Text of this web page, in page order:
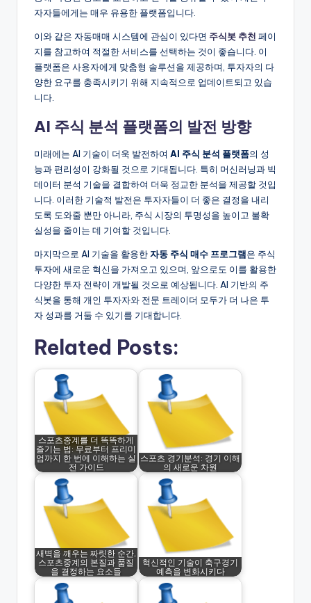
자자들에게는 매우 유용한 플랫폼입니다.
이와 같은 자동매매 시스템에 관심이 있다면 주식봇 추천 페이
지를 참고하여 적절한 서비스를 선택하는 것이 좋습니다. 이
플랫폼은 사용자에게 맞춤형 솔루션을 제공하며, 투자자의 다
양한 요구를 충족시키기 위해 지속적으로 업데이트되고 있습
니다.
AI 주식 분석 플랫폼의 발전 방향
미래에는 AI 기술이 더욱 발전하여 AI 주식 분석 플랫폼의 성
능과 편리성이 강화될 것으로 기대됩니다. 특히 머신러닝과 빅
데이터 분석 기술을 결합하여 더욱 정교한 분석을 제공할 것입
니다. 이러한 기술적 발전은 투자자들이 더 좋은 결정을 내리
도록 도와줄 뿐만 아니라, 주식 시장의 투명성을 높이고 불확
실성을 줄이는 데 기여할 것입니다.
마지막으로 AI 기술을 활용한자동 주식 매수 프로그램은 주식
투자에 새로운 혁신을 가져오고 있으며, 앞으로도 이를 활용한
다양한 투자 전략이 개발될 것으로 예상됩니다. AI 기반의 주
식봇을 통해 개인 투자자와 전문 트레이더 모두가 더 나은 투
자 성과를 거둘 수 있기를 기대합니다.
Related Posts:
스포츠중계를 더 똑똑하게
즐기는 법: 무료부터 프리미
엄까지 한 번에 이해하는 실
전 가이드
스포츠 경기분석: 경기 이해
의 새로운 차원
새벽을 깨우는 짜릿한 순간,
스포츠중계의 본질과 품질
을 결정하는 요소들
혁신적인 기술이 축구경기
예측을 변화시키다